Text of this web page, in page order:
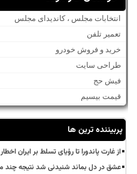
انتخابات مجلس ، کاندیدای مجلس
تعمیر تلفن
خرید و فروش خودرو
طراحی سایت
فیش حج
قیمت بیسیم
پربیننده ترین ها
از غارت پاندورا تا رؤیای تسلط بر ایران
عشق در دل بماند شنیدنی شد نتیجه چند